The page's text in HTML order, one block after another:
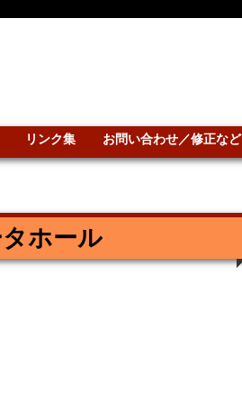
リンク集 お問い合わせ／修正など
ホール